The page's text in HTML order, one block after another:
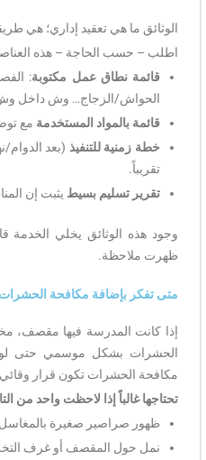
الوثائق ما هي تعقيد إداري؛ هي
اطلب – حسب الحاجة – هذه
قائمة نطاق عمل مكتوبة:
الحواش/الزجاج… وش داخل
قائمة بالمواد المستخدمة مع
خطة زمنية للتنفيذ (بعد
تقريباً.
تقرير تسليم بسيط يثبت إن
وجود هذه الوثائق يخلي الخدمة
ظهرت ملاحظة.
متى تفكر بإضافة مكافحة
إذا كانت المدرسة فيها مقصف،
الحشرات بشكل موسمي حتى لو
مكافحة الحشرات تكون قرار
تحتاجها غالباً إذا لاحظت واحد من
ظهور صراصير صغيرة
نمل حول المقصف أو غرف